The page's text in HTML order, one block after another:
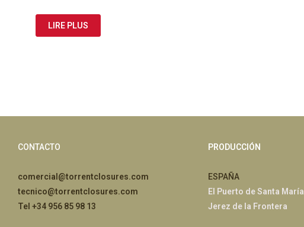
LIRE PLUS
CONTACTO
comercial@torrentclosures.com
tecnico@torrentclosures.com
Tel +34 956 85 98 13
PRODUCCIÓN
ESPAÑA
El Puerto de Santa María
Jerez de la Frontera